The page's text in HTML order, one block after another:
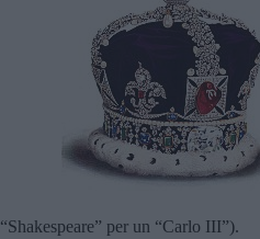
“Shakespeare” per un “Carlo III”).